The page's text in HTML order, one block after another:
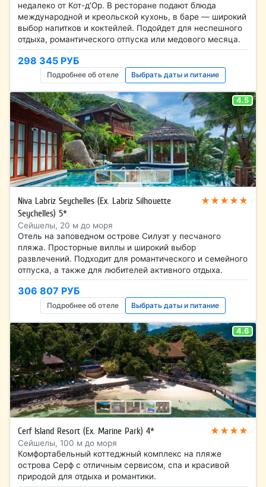
недалеко от Кот-д’Ор. В ресторане подают блюда
международной и креольской кухонь, в баре — широкий
выбор напитков и коктейлей. Подойдет для неспешного
отдыха, романтического отпуска или медового месяца.
298 345 РУБ
Подробнее об отеле Выбрать даты и питание
4.5
Niva Labriz Seychelles (Ex. Labriz Silhouette
Seychelles) 5*
★★★★★
Сейшелы, 20 м до моря
Отель на заповедном острове Силуэт у песчаного
пляжа. Просторные виллы и широкий выбор
развлечений. Подходит для романтического и семейного
отпуска, а также для любителей активного отдыха.
306 807 РУБ
Подробнее об отеле Выбрать даты и питание
4.6
Cerf Island Resort (Ex. Marine Park) 4* ★★★★
Сейшелы, 100 м до моря
Комфортабельный коттеджный комплекс на пляже
острова Серф с отличным сервисом, спа и красивой
природой для отдыха и романтики.